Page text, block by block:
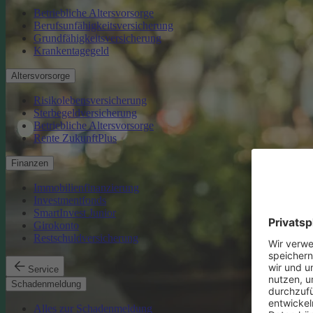
Betriebliche Altersvorsorge
Berufsunfähigkeitsversicherung
Grundfähigkeitsversicherung
Krankentagegeld
Altersvorsorge
Risikolebensversicherung
Sterbegeldversicherung
Betriebliche Altersvorsorge
Rente ZukunftPlus
Finanzen
Immobilienfinanzierung
Investmentfonds
SmartInvest Junior
Girokonto
Restschuldversicherung
Service
Schadenmeldung
Alles zur Schadenmeldung